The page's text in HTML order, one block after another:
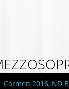
Carmen 2016, ND